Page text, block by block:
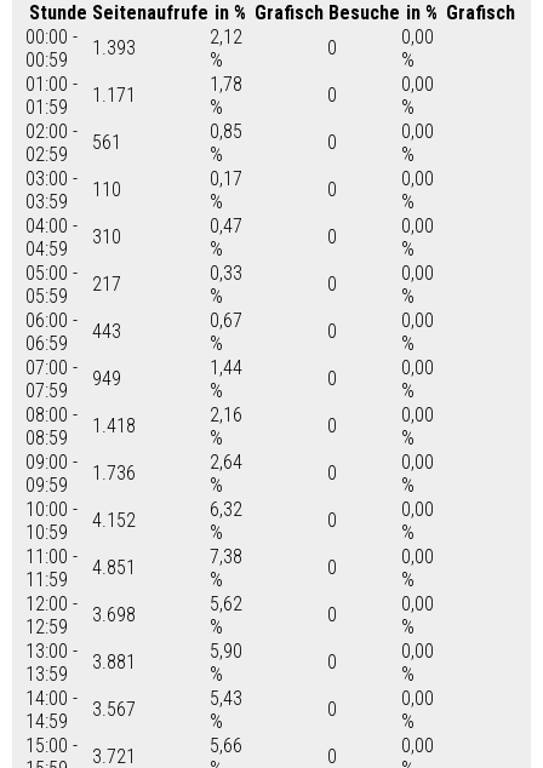
Stunde Seitenaufrufe in % Grafisch Besuche in % Grafisch
00:00 -
00:59
1.393
2,12
%
0
0,00
%
01:00 -
01:59
1.171
1,78
%
0
0,00
%
02:00 -
02:59
561
0,85
%
0
0,00
%
03:00 -
03:59
110
0,17
%
0
0,00
%
04:00 -
04:59
310
0,47
%
0
0,00
%
05:00 -
05:59
217
0,33
%
0
0,00
%
06:00 -
06:59
443
0,67
%
0
0,00
%
07:00 -
07:59
949
1,44
%
0
0,00
%
08:00 -
08:59
1.418
2,16
%
0
0,00
%
09:00 -
09:59
1.736
2,64
%
0
0,00
%
10:00 -
10:59
4.152
6,32
%
0
0,00
%
11:00 -
11:59
4.851
7,38
%
0
0,00
%
12:00 -
12:59
3.698
5,62
%
0
0,00
%
13:00 -
13:59
3.881
5,90
%
0
0,00
%
14:00 -
14:59
3.567
5,43
%
0
0,00
%
15:00 -
3.721
5,66
0
0,00